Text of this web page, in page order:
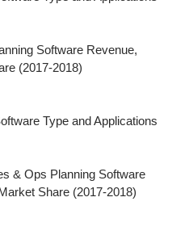
Software Revenue,
(2017-2018)
Type and Applications
& Ops Planning Software
Share (2017-2018)